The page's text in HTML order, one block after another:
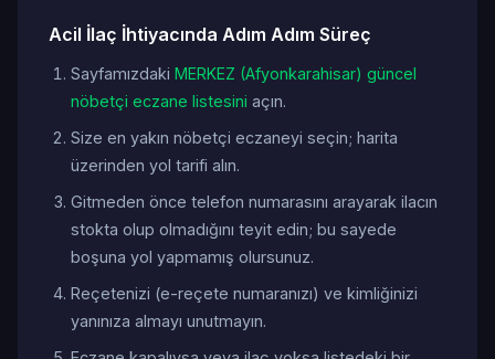
Acil İlaç İhtiyacında Adım Adım Süreç
Sayfamızdaki MERKEZ (Afyonkarahisar) güncel
nöbetçi eczane listesini açın.
Size en yakın nöbetçi eczaneyi seçin; harita
üzerinden yol tarifi alın.
Gitmeden önce telefon numarasını arayarak ilacın
stokta olup olmadığını teyit edin; bu sayede
boşuna yol yapmamış olursunuz.
Reçetenizi (e-reçete numaranızı) ve kimliğinizi
yanınıza almayı unutmayın.